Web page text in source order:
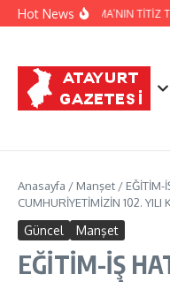
İçeriğe atla
Hot NewsJANDARMA’NIN TİTİZ
Anasayfa / Manşet / EĞİTİM-
CUMHURİYETİMİZİN 102. YILI
Güncel Manşet
EĞİTİM-İŞ